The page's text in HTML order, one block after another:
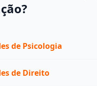
de Psicologia
de Direito